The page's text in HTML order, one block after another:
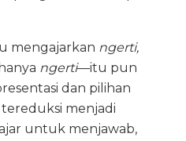
mengajarkan ngerti,
ngerti—itu pun
dan pilihan
menjadi
untuk menjawab,